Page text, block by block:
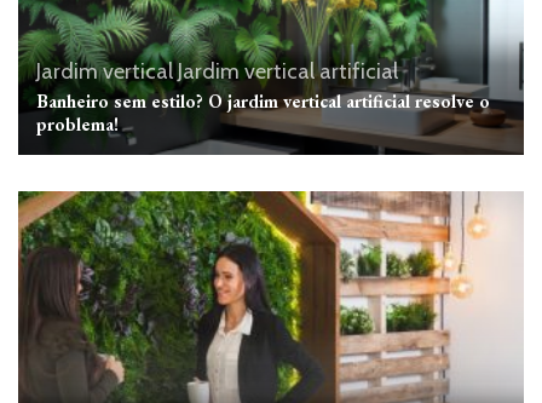
Jardim vertical Jardim vertical artificial
Banheiro sem estilo? O jardim vertical artificial resolve o
problema!